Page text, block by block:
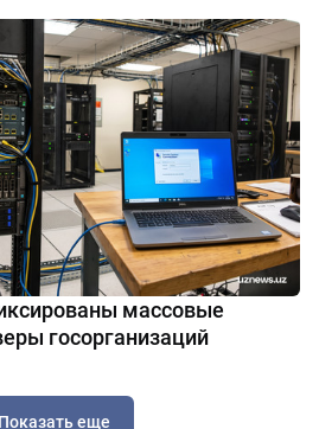
массовые
госорганизаций
Показать еще